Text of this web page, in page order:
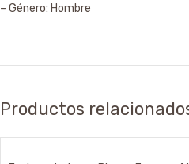
– Género: Hombre
Productos